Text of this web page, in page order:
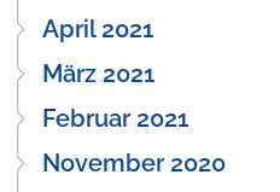
April 2021
März 2021
Februar 2021
November 2020